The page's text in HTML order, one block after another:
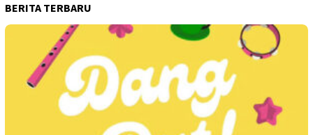
BERITA TERBARU